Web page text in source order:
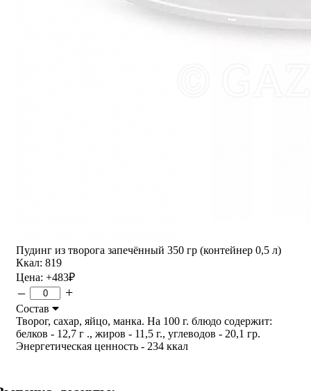
Пудинг из творога запечённый 350 гр (контейнер 0,5 л)
Ккал: 819
Цена: +483₽
– +
Состав
Творог, сахар, яйцо, манка. На 100 г. блюдо содержит:
белков - 12,7 г ., жиров - 11,5 г., углеводов - 20,1 гр.
Энергетическая ценность - 234 ккал